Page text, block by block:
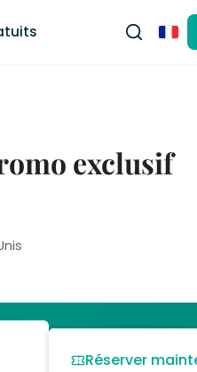
exclusif
Réserver